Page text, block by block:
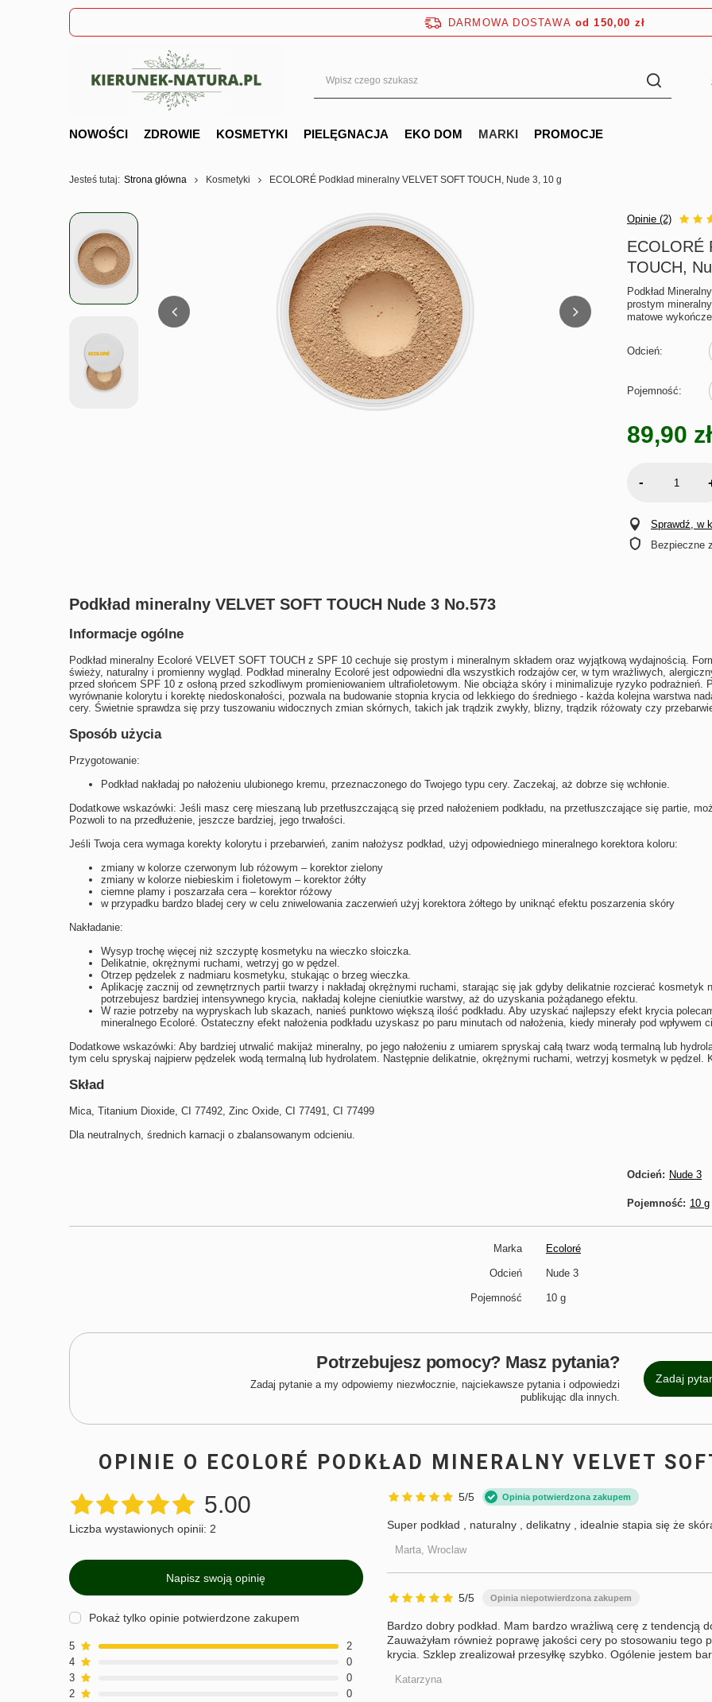
DARMOWA DOSTAWA od 150,00 zł
NOWOŚCI ZDROWIE KOSMETYKI PIELĘGNACJA EKO DOM MARKI PROMOCJE
Jesteś tutaj: Strona główna Kosmetyki ECOLORÉ Podkład mineralny VELVET SOFT TOUCH, Nude 3, 10 g
Opinie (2)
ECOLORÉ
TOUCH,
Podkład
prostym
matowe
Odcień
Pojemność
89,90 zł
-
Sprawdź, w
Bezpieczne
Podkład mineralny VELVET SOFT TOUCH Nude 3 No.573
Informacje ogólne
Podkład mineralny Ecoloré VELVET SOFT TOUCH z SPF 10 cechuje się prostym i mineralnym składem oraz wyjątkową wydajnością.
świeży, naturalny i promienny wygląd. Podkład mineralny Ecoloré jest odpowiedni dla wszystkich rodzajów cer, w tym wrażliwych,
przed słońcem SPF 10 z osłoną przed szkodliwym promieniowaniem ultrafioletowym. Nie obciąża skóry i minimalizuje ryzyko podrażnień.
wyrównanie kolorytu i korektę niedoskonałości, pozwala na budowanie stopnia krycia od lekkiego do średniego - każda kolejna warstwa
cery. Świetnie sprawdza się przy tuszowaniu widocznych zmian skórnych, takich jak trądzik zwykły, blizny, trądzik różowaty czy
Sposób użycia
Przygotowanie:
Podkład nakładaj po nałożeniu ulubionego kremu, przeznaczonego do Twojego typu cery. Zaczekaj, aż dobrze się wchłonie.
Dodatkowe wskazówki: Jeśli masz cerę mieszaną lub przetłuszczającą się przed nałożeniem podkładu, na przetłuszczające się partie,
Pozwoli to na przedłużenie, jeszcze bardziej, jego trwałości.
Jeśli Twoja cera wymaga korekty kolorytu i przebarwień, zanim nałożysz podkład, użyj odpowiedniego mineralnego korektora koloru:
zmiany w kolorze czerwonym lub różowym – korektor zielony
zmiany w kolorze niebieskim i fioletowym – korektor żółty
ciemne plamy i poszarzała cera – korektor różowy
w przypadku bardzo bladej cery w celu zniwelowania zaczerwień użyj korektora żółtego by uniknąć efektu poszarzenia skóry
Nakładanie:
Wysyp trochę więcej niż szczyptę kosmetyku na wieczko słoiczka.
Delikatnie, okrężnymi ruchami, wetrzyj go w pędzel.
Otrzep pędzelek z nadmiaru kosmetyku, stukając o brzeg wieczka.
Aplikację zacznij od zewnętrznych partii twarzy i nakładaj okrężnymi ruchami, starając się jak gdyby delikatnie rozcierać kosmetyk
potrzebujesz bardziej intensywnego krycia, nakładaj kolejne cieniutkie warstwy, aż do uzyskania pożądanego efektu.
W razie potrzeby na wypryskach lub skazach, nanieś punktowo większą ilość podkładu. Aby uzyskać najlepszy efekt krycia
mineralnego Ecoloré. Ostateczny efekt nałożenia podkładu uzyskasz po paru minutach od nałożenia, kiedy minerały pod wpływem
Dodatkowe wskazówki: Aby bardziej utrwalić makijaż mineralny, po jego nałożeniu z umiarem spryskaj całą twarz wodą termalną lub
tym celu spryskaj najpierw pędzelek wodą termalną lub hydrolatem. Następnie delikatnie, okrężnymi ruchami, wetrzyj kosmetyk w pędzel.
Skład
Mica, Titanium Dioxide, CI 77492, Zinc Oxide, CI 77491, CI 77499
Dla neutralnych, średnich karnacji o zbalansowanym odcieniu.
Odcień Nude 3
Pojemność 10 g
Marka Ecoloré
Odcień Nude 3
Pojemność 10 g
Potrzebujesz pomocy? Masz pytania?
Zadaj pytanie a my odpowiemy niezwłocznie, najciekawsze pytania i odpowiedzi
publikując dla innych.
Zadaj
OPINIE O ECOLORÉ PODKŁAD MINERALNY VELVET
5.00
Liczba wystawionych opinii: 2
Napisz swoją opinię
Pokaż tylko opinie potwierdzone zakupem
5
2
4
0
3
0
2
0
5/5 Opinia potwierdzona zakupem
Super podkład , naturalny , delikatny , idealnie stapia się że
Marta, Wroclaw
5/5 Opinia niepotwierdzona zakupem
Bardzo dobry podkład. Mam bardzo wrażliwą cerę z tendencją
Zauważyłam również poprawę jakości cery po stosowaniu tego
krycia. Szklep zrealizował przesyłkę szybko. Ogólenie jestem
Katarzyna
Mamy dla Ciebie prezent!
5% rabatuna pierwsze zakupy!
Zgoda newsletter
Akceptuję regulamin i wyrażam zgodę na
przetwarzanie powyższych danych osobowych w celu
* Rabat nie łączy się z innymi promocjami i nie obowiązuje na markę
* Rabat naliczany jest od wartości zamówienia powyżej 150 zł.
* Darmowa wysyłka przysługuje od wartości koszyka powyżej 150 zł.